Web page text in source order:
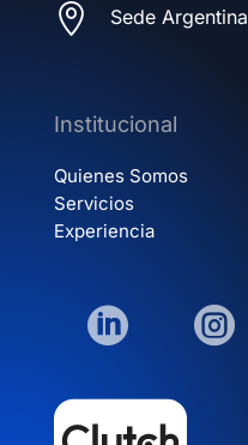
 Sede Argentina
Institucional
Quienes Somos
Servicios
Experiencia
 